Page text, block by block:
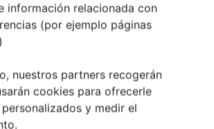
información relacionada con
(por ejemplo páginas
nuestros partners recogerán
cookies para ofrecerle
y medir el